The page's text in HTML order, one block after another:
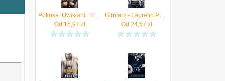
Pokusa. Uwikłani. Tom 1 - Paige Laurelin
Od 16,97 zł
Gliniarz - Laurelin Paige, Sierra Simone (MOBI)
Od 24,57 zł